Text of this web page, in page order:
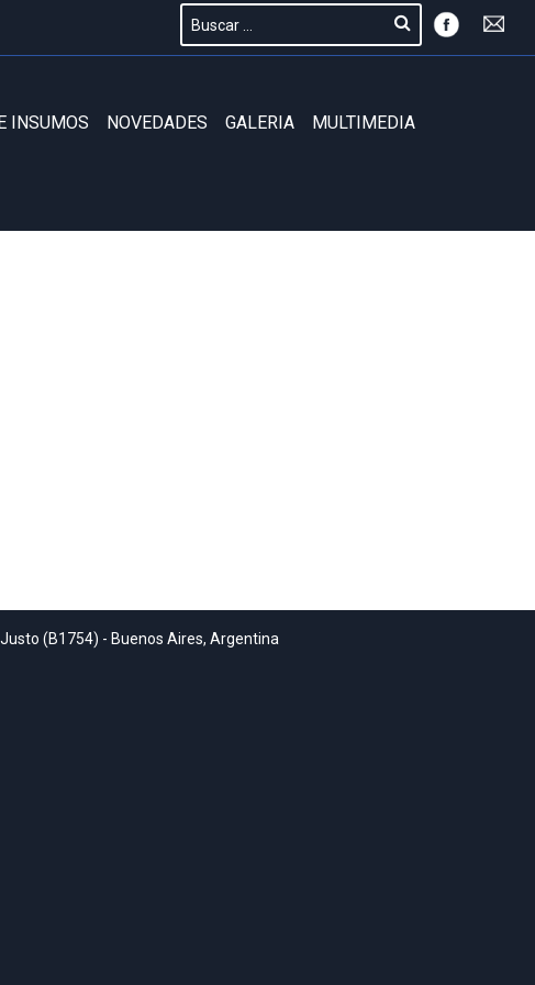
INSUMOS NOVEDADES GALERIA MULTIMEDIA
(B1754) - Buenos Aires, Argentina